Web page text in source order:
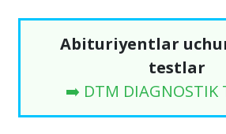
Abituriyentlar
testlar
➡️ DTM DIAGNOSTIK